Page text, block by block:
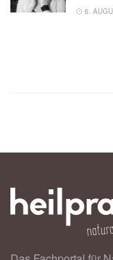
6.